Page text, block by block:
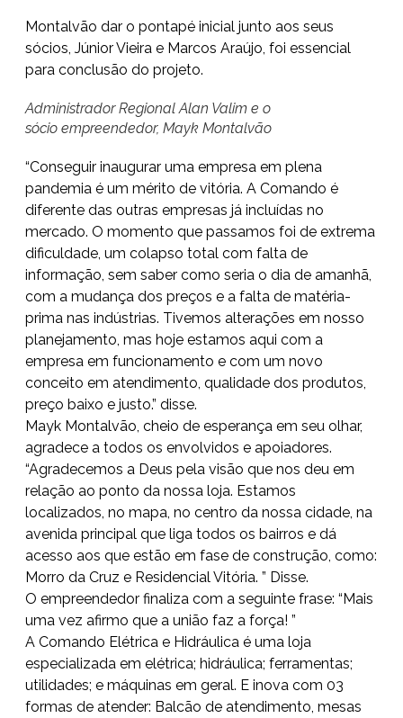
Montalvão dar o pontapé inicial junto aos seus
sócios, Júnior Vieira e Marcos Araújo, foi essencial
para conclusão do projeto.
Administrador Regional Alan Valim e o
sócio empreendedor, Mayk Montalvão
“Conseguir inaugurar uma empresa em plena
pandemia é um mérito de vitória. A Comando é
diferente das outras empresas já incluídas no
mercado. O momento que passamos foi de extrema
dificuldade, um colapso total com falta de
informação, sem saber como seria o dia de amanhã,
com a mudança dos preços e a falta de matéria-
prima nas indústrias. Tivemos alterações em nosso
planejamento, mas hoje estamos aqui com a
empresa em funcionamento e com um novo
conceito em atendimento, qualidade dos produtos,
preço baixo e justo.” disse.
Mayk Montalvão, cheio de esperança em seu olhar,
agradece a todos os envolvidos e apoiadores.
“Agradecemos a Deus pela visão que nos deu em
relação ao ponto da nossa loja. Estamos
localizados, no mapa, no centro da nossa cidade, na
avenida principal que liga todos os bairros e dá
acesso aos que estão em fase de construção, como:
Morro da Cruz e Residencial Vitória. ” Disse.
O empreendedor finaliza com a seguinte frase: “Mais
uma vez afirmo que a união faz a força! ”
A Comando Elétrica e Hidráulica é uma loja
especializada em elétrica; hidráulica; ferramentas;
utilidades; e máquinas em geral. E inova com 03
formas de atender: Balcão de atendimento, mesas